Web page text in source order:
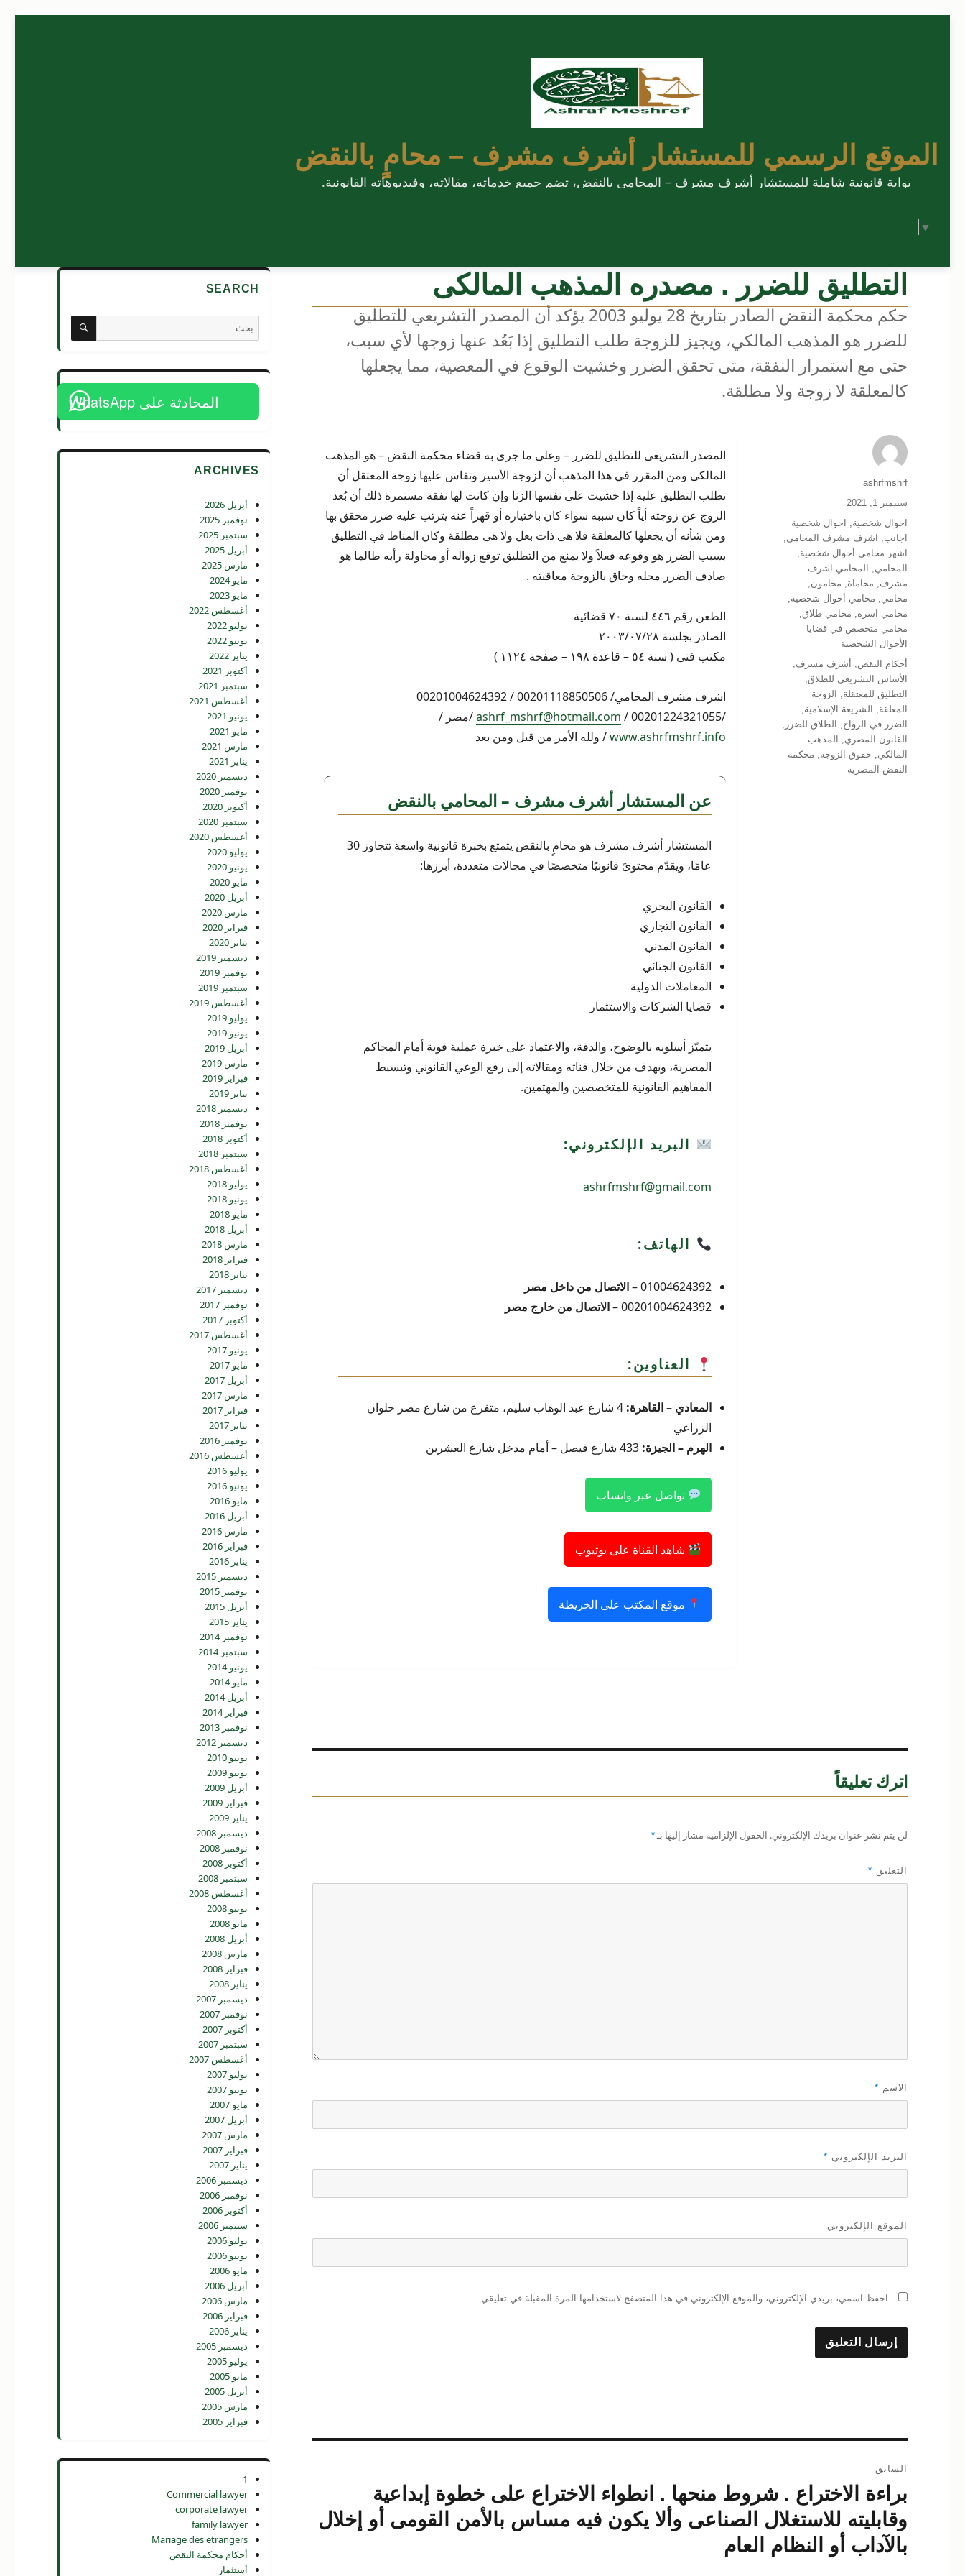
الموقع الرسمي للمستشار أشرف مشرف – محامٍ بالنقض
بوابة قانونية شاملة للمستشار أشرف مشرف – المحامي بالنقض، تضم جميع خدماته، مقالاته، وفيديوهاته القانونية.
▼
التطليق للضرر . مصدره المذهب المالكى
حكم محكمة النقض الصادر بتاريخ 28 يوليو 2003 يؤكد أن المصدر التشريعي للتطليق
للضرر هو المذهب المالكي، ويجيز للزوجة طلب التطليق إذا بَعُد عنها زوجها لأي سبب،
حتى مع استمرار النفقة، متى تحقق الضرر وخشيت الوقوع في المعصية، مما يجعلها
كالمعلقة لا زوجة ولا مطلقة.
المصدر التشريعى للتطليق للضرر – وعلى ما جرى به قضاء محكمة النقض – هو المذهب
المالكى ومن المقرر في هذا المذهب أن لزوجة الأسير وتقاس عليها زوجة المعتقل أن
تطلب التطليق عليه إذا خشيت على نفسها الزنا وإن كانت لها نفقة مستمرة ذلك أن بُعد
الزوج عن زوجته أياً كان سببه سواء كان باختياره أو قهراً عنه يترتب عليه ضرر محقق بها
ومن شأنه أن يجعلها كالمعلقة فلا هى ذات بعل ولا هى مطلقة وكان المناط في التطليق
بسبب الضرر هو وقوعه فعلاً ولا يمنع من التطليق توقع زواله أو محاولة رأبه طالما هو
صادف الضرر محله وحاق بالزوجة معاقبته .
الطعن رقم ٤٤٦ لسنة ٧٠ قضائية
الصادر بجلسة ٢٠٠٣/٠٧/٢٨
مكتب فنى ( سنة ٥٤ – قاعدة ١٩٨ – صفحة ١١٢٤ )
اشرف مشرف المحامي/ 00201118850506 / 00201004624392
/00201224321055 /
ashrf_mshrf@hotmail.com/مصر /
www.ashrfmshrf.info/ ولله الأمر من قبل ومن بعد
عن المستشار أشرف مشرف – المحامي بالنقض
المستشار أشرف مشرف هو محامٍ بالنقض يتمتع بخبرة قانونية واسعة تتجاوز 30
عامًا، ويقدّم محتوىً قانونيًا متخصصًا في مجالات متعددة، أبرزها:
القانون البحري
القانون التجاري
القانون المدني
القانون الجنائي
المعاملات الدولية
قضايا الشركات والاستثمار
يتميّز أسلوبه بالوضوح، والدقة، والاعتماد على خبرة عملية قوية أمام المحاكم
المصرية، ويهدف من خلال قناته ومقالاته إلى رفع الوعي القانوني وتبسيط
المفاهيم القانونية للمتخصصين والمهتمين.
البريد الإلكتروني:
ashrfmshrf@gmail.com
الهاتف:
01004624392 –
الاتصال من داخل مصر
00201004624392 –
الاتصال من خارج مصر
العناوين:
المعادي – القاهرة:
4 شارع عبد الوهاب سليم، متفرع من شارع مصر حلوان
الزراعي
الهرم – الجيزة:
تواصل عبر واتساب
شاهد القناة على يوتيوب
موقع المكتب على الخريطة
الكاتب
ashrfmshrf
نُشرت
في
سبتمبر 1, 2021
التصنيفات
احوال شخصية,
احوال شخصية
اجانب, اشرف مشرف المحامي,
اشهر محامي أحوال شخصية,
المحامي,
المحامي اشرف
مشرف, محاماة, محامون,
محامي, محامي أحوال شخصية,
محامي اسرة, محامي طلاق,
محامي متخصص في قضايا
الأحوال الشخصية
الوسوم
أحكام النقض, أشرف مشرف,
الأساس التشريعي للطلاق,
التطليق للمعتقلة,
الزوجة
المعلقة, الشريعة الإسلامية,
الضرر في الزواج, الطلاق للضرر ,
القانون المصري,
المذهب
المالكي, حقوق الزوجة, محكمة
النقض المصرية
اترك تعليقاً
لن يتم نشر عنوان بريدك الإلكتروني. الحقول الإلزامية مشار إليها بـ*
التعليق *
الاسم *
البريد الإلكتروني *
الموقع الإلكتروني
احفظ اسمي، بريدي الإلكتروني، والموقع الإلكتروني في هذا المتصفح لاستخدامها المرة المقبلة في تعليقي.
المقالات
السابق
المقالة
السابقة:
براءة الاختراع . شروط منحها . انطواء الاختراع على خطوة إبداعية
وقابليته للاستغلال الصناعى وألا يكون فيه مساس بالأمن القومى أو إخلال
بالآداب أو النظام العام
SEARCH
عن:
بحث
المحادثة على WhatsApp
ARCHIVES
أبريل 2026
نوفمبر 2025
سبتمبر 2025
أبريل 2025
مارس 2025
مايو 2024
مايو 2023
أغسطس 2022
يوليو 2022
يونيو 2022
يناير 2022
أكتوبر 2021
سبتمبر 2021
أغسطس 2021
يونيو 2021
مايو 2021
مارس 2021
يناير 2021
ديسمبر 2020
نوفمبر 2020
أكتوبر 2020
سبتمبر 2020
أغسطس 2020
يوليو 2020
يونيو 2020
مايو 2020
أبريل 2020
مارس 2020
فبراير 2020
يناير 2020
ديسمبر 2019
نوفمبر 2019
سبتمبر 2019
أغسطس 2019
يوليو 2019
يونيو 2019
أبريل 2019
مارس 2019
فبراير 2019
يناير 2019
ديسمبر 2018
نوفمبر 2018
أكتوبر 2018
سبتمبر 2018
أغسطس 2018
يوليو 2018
يونيو 2018
مايو 2018
أبريل 2018
مارس 2018
فبراير 2018
يناير 2018
ديسمبر 2017
نوفمبر 2017
أكتوبر 2017
أغسطس 2017
يونيو 2017
مايو 2017
أبريل 2017
مارس 2017
فبراير 2017
يناير 2017
نوفمبر 2016
أغسطس 2016
يوليو 2016
يونيو 2016
مايو 2016
أبريل 2016
مارس 2016
فبراير 2016
يناير 2016
ديسمبر 2015
نوفمبر 2015
أبريل 2015
يناير 2015
نوفمبر 2014
سبتمبر 2014
يونيو 2014
مايو 2014
أبريل 2014
فبراير 2014
نوفمبر 2013
ديسمبر 2012
يونيو 2010
يونيو 2009
أبريل 2009
فبراير 2009
يناير 2009
ديسمبر 2008
نوفمبر 2008
أكتوبر 2008
سبتمبر 2008
أغسطس 2008
يونيو 2008
مايو 2008
أبريل 2008
مارس 2008
فبراير 2008
يناير 2008
ديسمبر 2007
نوفمبر 2007
أكتوبر 2007
سبتمبر 2007
أغسطس 2007
يوليو 2007
يونيو 2007
مايو 2007
أبريل 2007
مارس 2007
فبراير 2007
يناير 2007
ديسمبر 2006
نوفمبر 2006
أكتوبر 2006
سبتمبر 2006
يوليو 2006
يونيو 2006
مايو 2006
أبريل 2006
مارس 2006
فبراير 2006
يناير 2006
ديسمبر 2005
يوليو 2005
مايو 2005
أبريل 2005
مارس 2005
فبراير 2005
1
Commercial lawyer
corporate lawyer
family lawyer
Mariage des etrangers
أحكام محكمة النقض
أستثمار